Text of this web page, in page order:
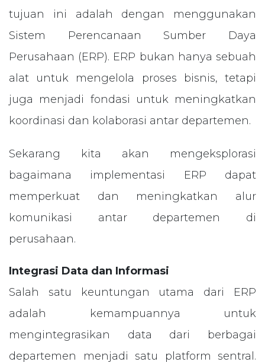
tujuan ini adalah dengan menggunakan
Sistem Perencanaan Sumber Daya
Perusahaan (ERP). ERP bukan hanya sebuah
alat untuk mengelola proses bisnis, tetapi
juga menjadi fondasi untuk meningkatkan
koordinasi dan kolaborasi antar departemen.
Sekarang kita akan mengeksplorasi
bagaimana implementasi ERP dapat
memperkuat dan meningkatkan alur
komunikasi antar departemen di
perusahaan.
Integrasi Data dan Informasi
Salah satu keuntungan utama dari ERP
adalah kemampuannya untuk
mengintegrasikan data dari berbagai
departemen menjadi satu platform sentral.